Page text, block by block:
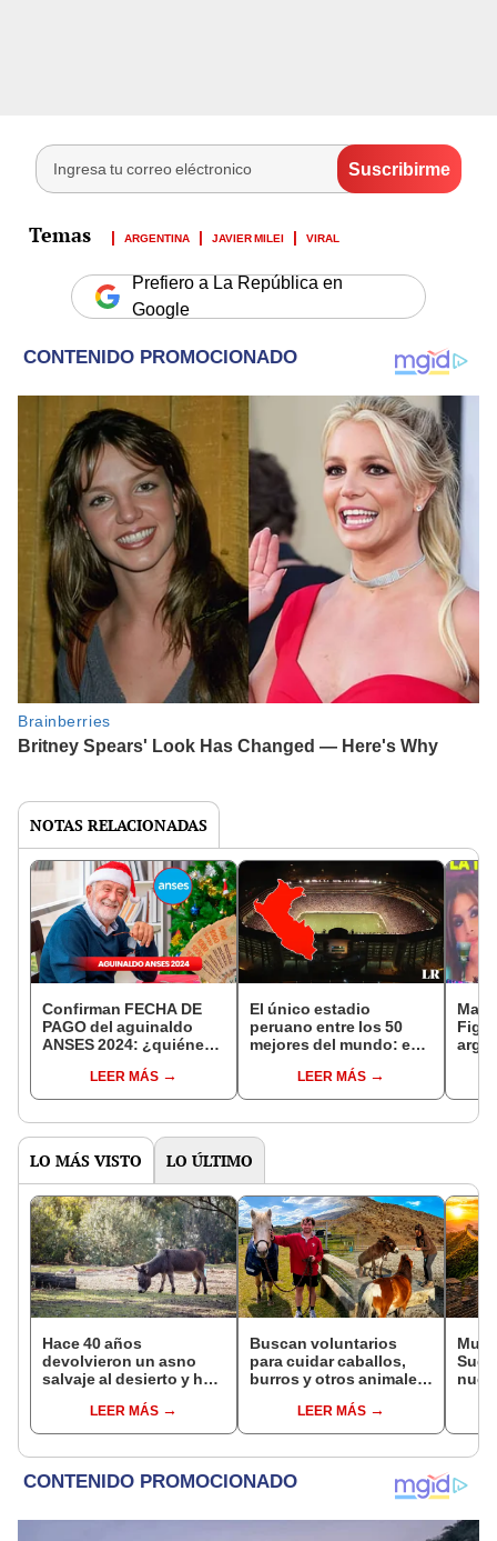
ARGENTINA JAVIER MILEI VIRAL
Prefiero a La República en
Google
NOTAS RELACIONADAS
Confirman FECHA DE
PAGO del aguinaldo
ANSES 2024: ¿quiénes
Estos son los requisitos
LEER MÁS
El único estadio
peruano entre los 50
mejores del mundo: es
capacidad en
Sudamérica y alberga
LEER MÁS
LO MÁS VISTO LO ÚLTIMO
Hace 40 años
devolvieron un asno
salvaje al desierto y hoy
reforestar el ecosistema
de forma natural
LEER MÁS
Buscan voluntarios
para cuidar caballos,
burros y otros animales
Zelanda: ofrecerán
alojamiento gratis
LEER MÁS